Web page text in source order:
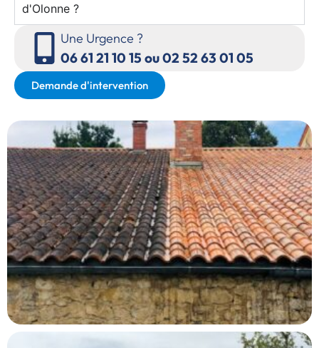
d'Olonne ?
Une Urgence ?
06 61 21 10 15 ou 02 52 63 01 05
Demande d'intervention